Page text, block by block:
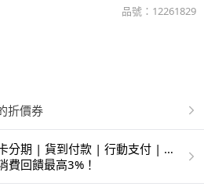
品號： 12261829
折價券
分期 | 貨到付款 | 行動支付 | 超
| 銀聯卡
費回饋最高3%！